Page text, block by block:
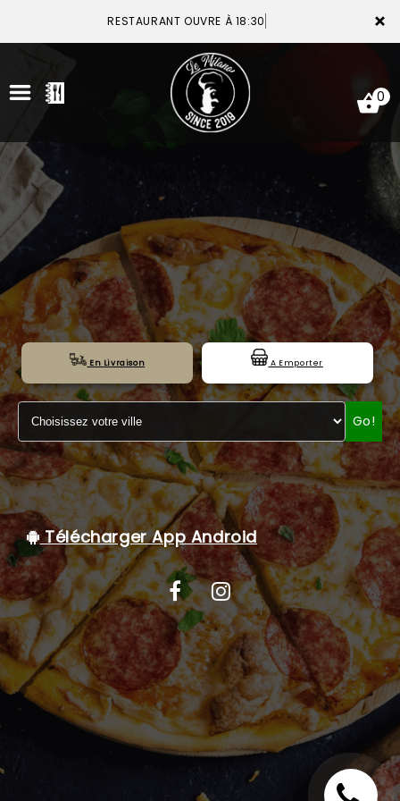
×
RESTAURANT OUVRE À 18:30
ACCUEIL
LA CARTE
VOTRE COMPTE
NOTRE RESTAURANT
VOS AVIS
MENTIONS LÉGALES
C.G.V
0
En Livraison A Emporter
Go!
Télécharger App Android